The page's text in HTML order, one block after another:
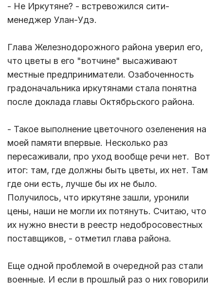
- Не Иркутяне? - встревожился сити-
менеджер Улан-Удэ.
Глава Железнодорожного района уверил его,
что цветы в его "вотчине" высаживают
местные предприниматели. Озабоченность
градоначальника иркутянами стала понятна
после доклада главы Октябрьского района.
- Такое выполнение цветочного озеленения на
моей памяти впервые. Несколько раз
пересаживали, про уход вообще речи нет. Вот
итог: там, где должны быть цветы, их нет. Там
где они есть, лучше бы их не было.
Получилось, что иркутяне зашли, уронили
цены, наши не могли их потянуть. Считаю, что
их нужно внести в реестр недобросовестных
поставщиков, - отметил глава района.
Еще одной проблемой в очередной раз стали
военные. И если в прошлый раз о них говорили